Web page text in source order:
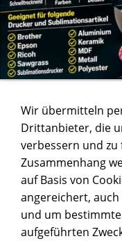
Wir übermitteln
Drittanbieter, die
verbessern und zu
Zusammenhang
auf Basis von
angereichert,
und um
aufgeführten